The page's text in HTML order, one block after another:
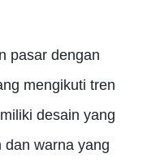
pasar dengan
mengikuti tren
desain yang
dan warna yang